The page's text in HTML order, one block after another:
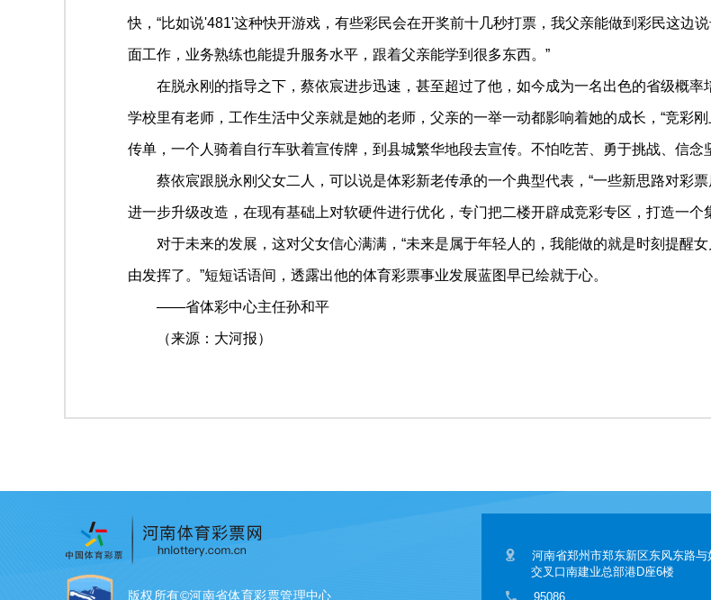
快，“比如说'481'这种快开游戏，有些彩民会在开奖前十几秒打票，我父亲能做到彩民这边
面工作，业务熟练也能提升服务水平，跟着父亲能学到很多东西。”
在脱永刚的指导之下，蔡依宸进步迅速，甚至超过了他，如今成为一名出色的省级概率
学校里有老师，工作生活中父亲就是她的老师，父亲的一举一动都影响着她的成长，“竞彩
传单，一个人骑着自行车驮着宣传牌，到县城繁华地段去宣传。不怕吃苦、勇于挑战、信念
蔡依宸跟脱永刚父女二人，可以说是体彩新老传承的一个典型代表，“一些新思路对彩
进一步升级改造，在现有基础上对软硬件进行优化，专门把二楼开辟成竞彩专区，打造一
对于未来的发展，这对父女信心满满，“未来是属于年轻人的，我能做的就是时刻提醒
由发挥了。”短短话语间，透露出他的体育彩票事业发展蓝图早已绘就于心。
——省体彩中心主任孙和平
（来源：大河报）
版权所有©河南省体育彩票管理中心
河南省郑州市郑东新区东风东路与
交叉口南建业总部港D座6楼
95086